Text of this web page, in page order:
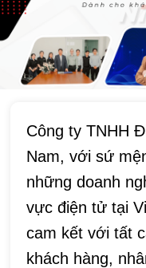
Công ty TNHH
Nam, với sứ
những doanh
vực điện tử tại
cam kết với tất
khách hàng,